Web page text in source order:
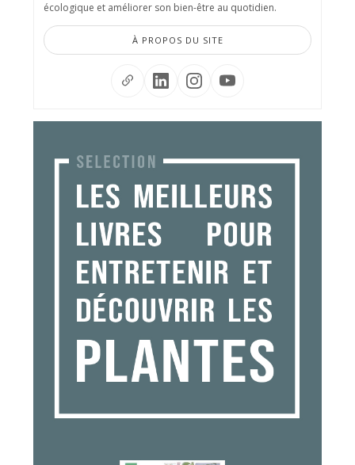
écologique et améliorer son bien-être au quotidien.
À PROPOS DU SITE